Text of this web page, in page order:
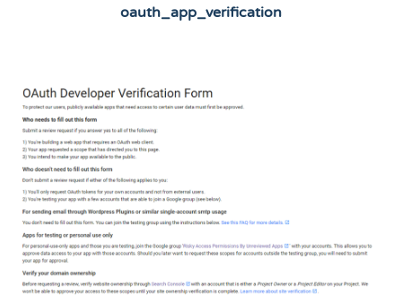
oauth_app_verification